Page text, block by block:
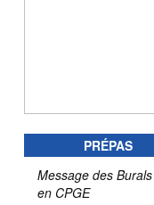
PRÉPAS
Message des
en CPGE